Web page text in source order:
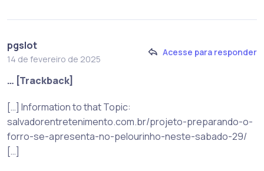
pgslot
14 de fevereiro de 2025
Acesse para responder
… [Trackback]
[…] Information to that Topic:
salvadorentretenimento.com.br/projeto-preparando-o-
forro-se-apresenta-no-pelourinho-neste-sabado-29/
[…]